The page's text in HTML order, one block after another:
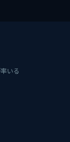
いる